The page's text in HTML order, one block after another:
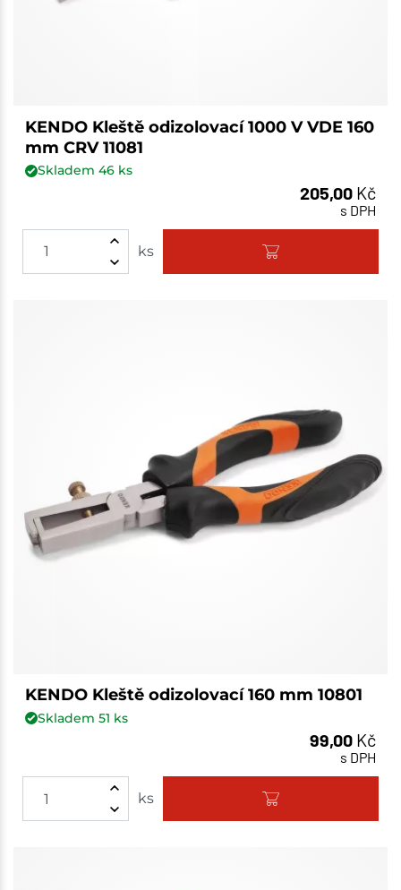
KENDO Kleště odizolovací 1000 V VDE 160
mm CRV 11081
Skladem 46ks
205,00 Kč
s DPH
ks
KENDO Kleště odizolovací 160 mm 10801
Skladem 51 ks
99,00 Kč
s DPH
ks